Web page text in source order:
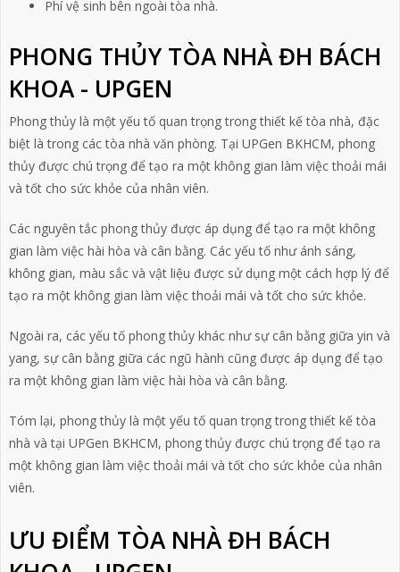
Phí vệ sinh bên ngoài tòa nhà.
PHONG THỦY TÒA NHÀ ĐH BÁCH
KHOA - UPGEN
Phong thủy là một yếu tố quan trọng trong thiết kế tòa nhà, đặc
biệt là trong các tòa nhà văn phòng. Tại UPGen BKHCM, phong
thủy được chú trọng để tạo ra một không gian làm việc thoải mái
và tốt cho sức khỏe của nhân viên.
Các nguyên tắc phong thủy được áp dụng để tạo ra một không
gian làm việc hài hòa và cân bằng. Các yếu tố như ánh sáng,
không gian, màu sắc và vật liệu được sử dụng một cách hợp lý để
tạo ra một không gian làm việc thoải mái và tốt cho sức khỏe.
Ngoài ra, các yếu tố phong thủy khác như sự cân bằng giữa yin và
yang, sự cân bằng giữa các ngũ hành cũng được áp dụng để tạo
ra một không gian làm việc hài hòa và cân bằng.
Tóm lại, phong thủy là một yếu tố quan trọng trong thiết kế tòa
nhà và tại UPGen BKHCM, phong thủy được chú trọng để tạo ra
một không gian làm việc thoải mái và tốt cho sức khỏe của nhân
viên.
ƯU ĐIỂM TÒA NHÀ ĐH BÁCH